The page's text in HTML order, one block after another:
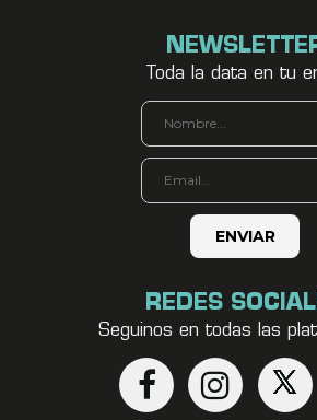
Toda la data en tu
REDES
Seguinos en todas las